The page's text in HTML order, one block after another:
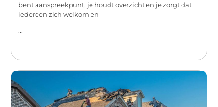
bent aanspreekpunt, je houdt overzicht en je zorgt dat
iedereen zich welkom en
...